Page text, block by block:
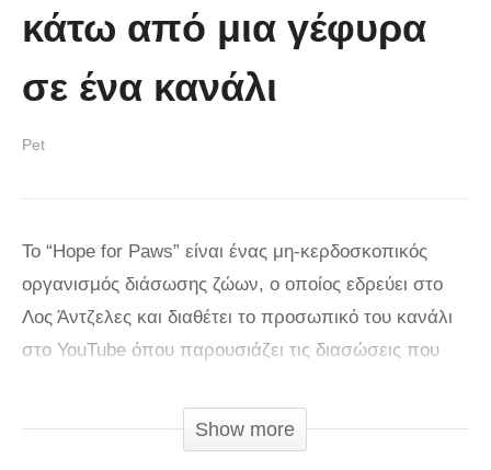
στον κόσμο!! (Video)
κάτω από μια γέφυρα
σε ένα κανάλι
Pet
Το “Hope for Paws” είναι ένας μη-κερδοσκοπικός
οργανισμός διάσωσης ζώων, ο οποίος εδρεύει στο
Λος Άντζελες και διαθέτει το προσωπικό του κανάλι
στο YouTube όπου παρουσιάζει τις διασώσεις που
Show more